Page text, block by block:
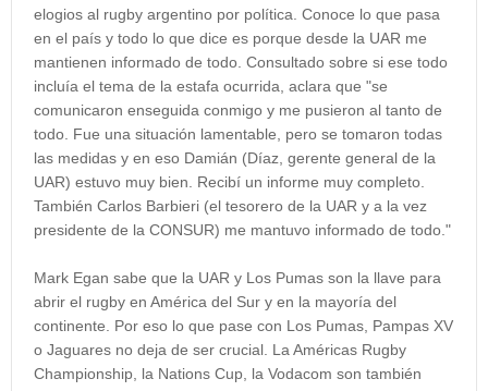
elogios al rugby argentino por política. Conoce lo que pasa
en el país y todo lo que dice es porque desde la UAR me
mantienen informado de todo. Consultado sobre si ese todo
incluía el tema de la estafa ocurrida, aclara que "se
comunicaron enseguida conmigo y me pusieron al tanto de
todo. Fue una situación lamentable, pero se tomaron todas
las medidas y en eso Damián (Díaz, gerente general de la
UAR) estuvo muy bien. Recibí un informe muy completo.
También Carlos Barbieri (el tesorero de la UAR y a la vez
presidente de la CONSUR) me mantuvo informado de todo."
Mark Egan sabe que la UAR y Los Pumas son la llave para
abrir el rugby en América del Sur y en la mayoría del
continente. Por eso lo que pase con Los Pumas, Pampas XV
o Jaguares no deja de ser crucial. La Américas Rugby
Championship, la Nations Cup, la Vodacom son también